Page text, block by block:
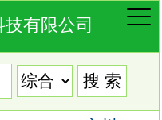
有限公司